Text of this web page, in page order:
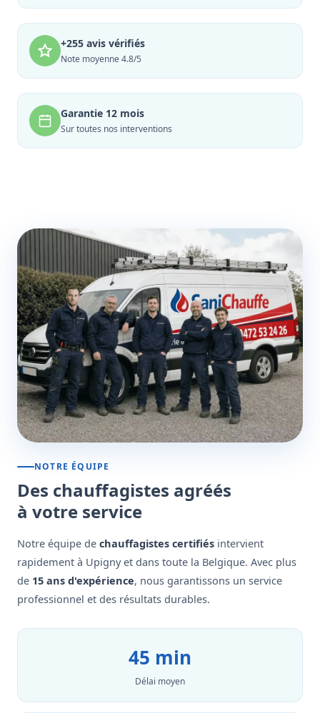
+255 avis vérifiés
Note moyenne 4.8/5
Garantie 12 mois
Sur toutes nos interventions
NOTRE ÉQUIPE
Des chauffagistes agréés
à votre service
Notre équipe de chauffagistes certifiés intervient
rapidement à Upigny et dans toute la Belgique. Avec plus
de 15 ans d'expérience, nous garantissons un service
professionnel et des résultats durables.
45 min
Délai moyen